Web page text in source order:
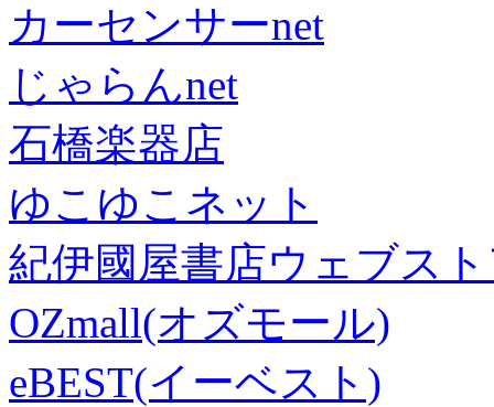
カーセンサーnet
じゃらんnet
石橋楽器店
ゆこゆこネット
紀伊國屋書店ウェブス
OZmall(オズモール)
eBEST(イーベスト)